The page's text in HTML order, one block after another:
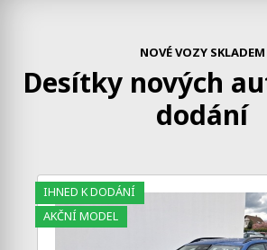
Nové vozy skladem
Ojeté a předváděcí vozy
Katalog vozů v PDF
Kontakt
web Kia
NOVÉ VOZY SKLADEM
Desítky nových
dodání
IHNED K DODÁNÍ
AKČNÍ MODEL